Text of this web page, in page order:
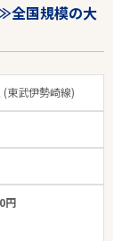
全国規模の大
東武伊勢崎線)
円